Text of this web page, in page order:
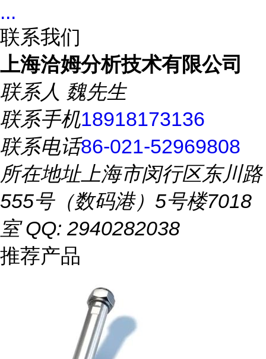
...
联系我们
上海洽姆分析技术有限公司
联系人 魏先生
联系手机18918173136
联系电话86-021-52969808
所在地址上海市闵行区东川路
555号（数码港）5号楼7018
室 QQ: 2940282038
推荐产品